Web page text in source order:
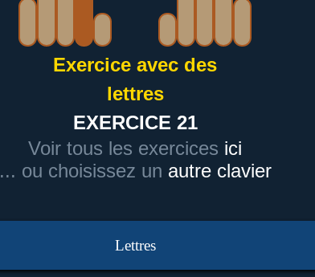
Exercice avec des
lettres
EXERCICE 21
Voir tous les exercices ici
... ou choisissez un autre clavier
Lettres